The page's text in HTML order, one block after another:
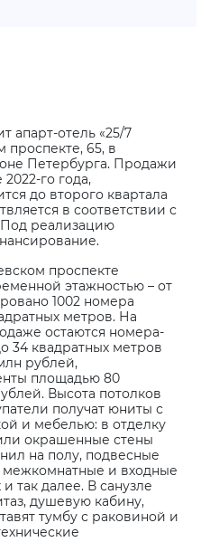
апарт-отель «25/7
проспекте, 65, в
Петербурга. Продажи
го года,
до второго квартала
в соответствии с
реализацию
проспекте
этажностью – от
1002 номера
метров. На
остаются номера-
34 квадратных метров
рублей,
площадью 80
Высота потолков
получат юниты с
и мебелью: в отделку
окрашенные стены
на полу, подвесные
и входные
так далее. В санузле
душевую кабину,
тумбу с раковиной и